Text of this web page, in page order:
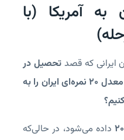
به آمریکا (با
ایرانی که قصدتحصیل در
چگونه معدل ۲۰ نمره‌ای ایران را به
داده می‌شود، در حالی‌که